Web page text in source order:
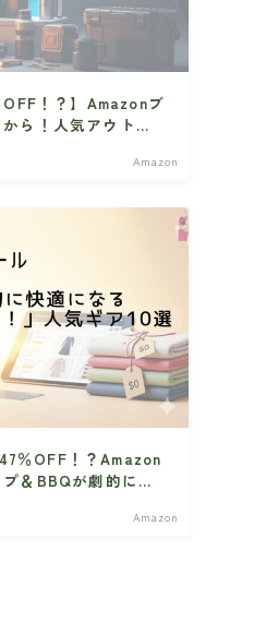
！？】Amazonブ
ら！人気アウトド
Amazon
％OFF！？Amazon
＆BBQが劇的に快
Amazon